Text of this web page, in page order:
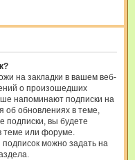
на закладки в вашем веб-
о произошедших
напоминают подписки на
об обновлениях в теме,
подписки, вы будете
теме или форуме.
подписок можно задать на